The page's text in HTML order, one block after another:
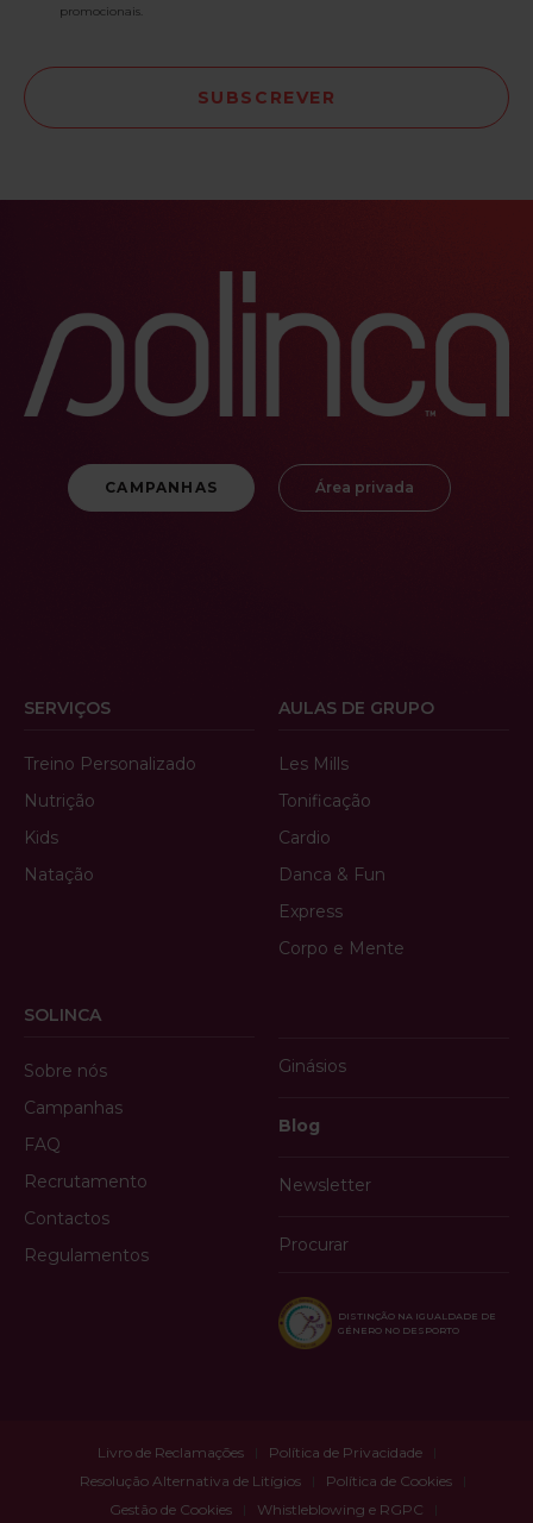
promocionais.
CAMPANHAS Área privada
SERVIÇOS
Treino Personalizado
Nutrição
Kids
Natação
AULAS DE GRUPO
Les Mills
Tonificação
Cardio
Danca & Fun
Express
Corpo e Mente
SOLINCA
Sobre nós
Campanhas
FAQ
Recrutamento
Contactos
Regulamentos
Ginásios
Blog
Newsletter
Procurar
DISTINÇÃO NA IGUALDADE DE
GÉNERO NO DESPORTO
Livro de Reclamações
Política de Privacidade
Resolução Alternativa de Litígios
Política de Cookies
Gestão de Cookies
Whistleblowing e RGPC